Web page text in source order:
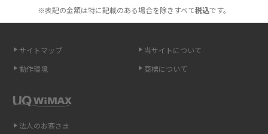
介
ポケット型Wi-Fi（モバイルWi-Fi）とは？おススメする方の特徴や選び方を
点も解説
※表記の金額は特に記載のある場合を除きすべて税込です。
サイトマップ
当サイトについて
動作環境
商標について
法人のお客さま